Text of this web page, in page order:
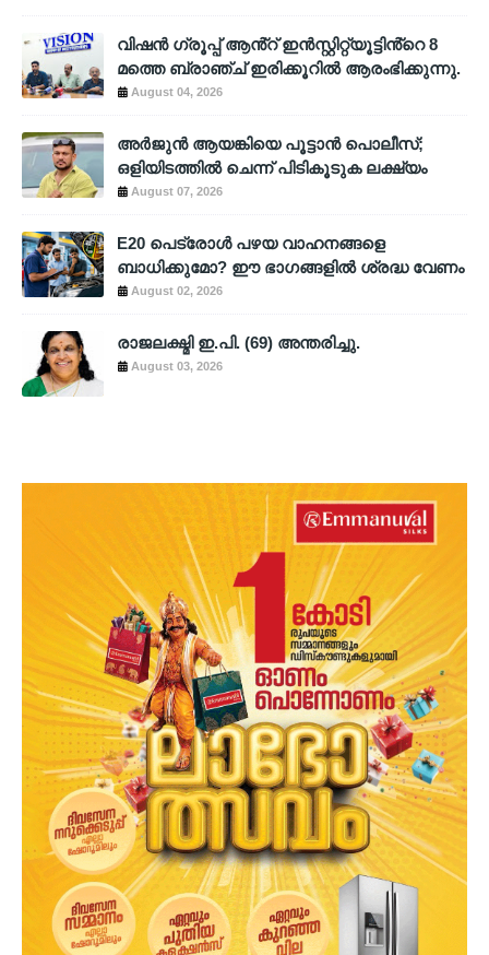
വിഷൻ ഗ്രൂപ്പ് ആൻ്റ് ഇൻസ്റ്റിറ്റ്യൂട്ടിൻ്റെ 8
മത്തെ ബ്രാഞ്ച് ഇരിക്കൂറിൽ ആരംഭിക്കുന്നു.
August 04, 2026
അര്‍ജുന്‍ ആയങ്കിയെ പൂട്ടാന്‍ പൊലീസ്;
ഒളിയിടത്തില്‍ ചെന്ന് പിടികൂടുക ലക്ഷ്യം
August 07, 2026
E20 പെട്രോൾ പഴയ വാഹനങ്ങളെ
ബാധിക്കുമോ? ഈ ഭാഗങ്ങളിൽ ശ്രദ്ധ വേണം
August 02, 2026
രാജലക്ഷ്മി ഇ.പി. (69) അന്തരിച്ചു.
August 03, 2026